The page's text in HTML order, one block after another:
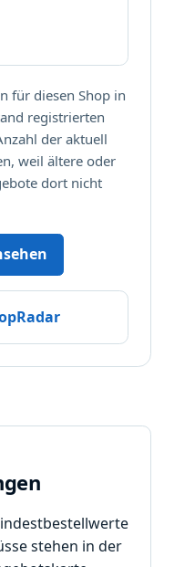
für diesen Shop in
registrierten
der aktuell
weil ältere oder
dort nicht
stehen in der